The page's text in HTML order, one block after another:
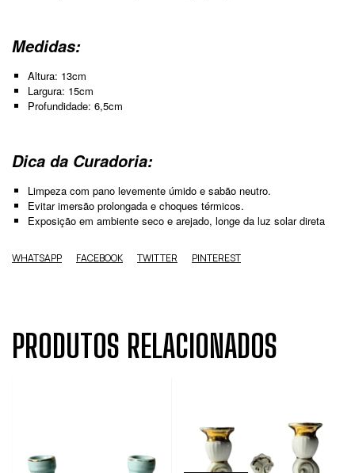
Medidas:
Altura: 13cm
Largura: 15cm
Profundidade: 6,5cm
Dica da Curadoria:
Limpeza com pano levemente úmido e sabão neutro.
Evitar imersão prolongada e choques térmicos.
Exposição em ambiente seco e arejado, longe da luz solar direta
WHATSAPP FACEBOOK TWITTER PINTEREST
PRODUTOS RELACIONADOS